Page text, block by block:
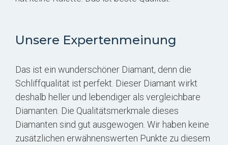
Unsere Expertenmeinung
Das ist ein wunderschöner Diamant, denn die
Schliffqualität ist perfekt. Dieser Diamant wirkt
deshalb heller und lebendiger als vergleichbare
Diamanten. Die Qualitätsmerkmale dieses
Diamanten sind gut ausgewogen. Wir haben keine
zusätzlichen erwähnenswerten Punkte zu diesem